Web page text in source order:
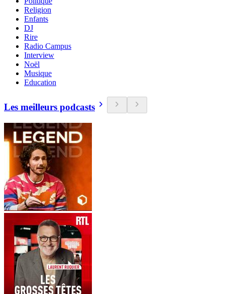
Religion
Enfants
DJ
Rire
Radio Campus
Interview
Noël
Musique
Education
Les meilleurs podcasts